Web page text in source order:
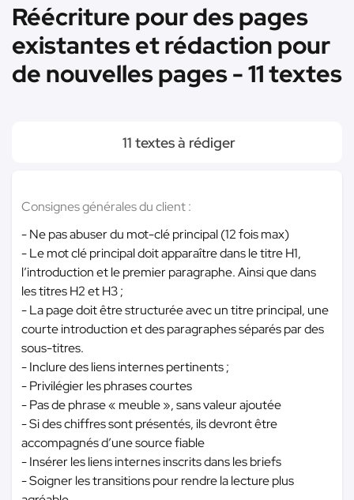
Réécriture pour des pages
existantes et rédaction pour
de nouvelles pages - 11 textes
11 textes à rédiger
Consignes générales du client :
- Ne pas abuser du mot-clé principal (12 fois max)
- Le mot clé principal doit apparaître dans le titre H1,
l’introduction et le premier paragraphe. Ainsi que dans
les titres H2 et H3 ;
- La page doit être structurée avec un titre principal, une
courte introduction et des paragraphes séparés par des
sous-titres.
- Inclure des liens internes pertinents ;
- Privilégier les phrases courtes
- Pas de phrase « meuble », sans valeur ajoutée
- Si des chiffres sont présentés, ils devront être
accompagnés d’une source fiable
- Insérer les liens internes inscrits dans les briefs
- Soigner les transitions pour rendre la lecture plus